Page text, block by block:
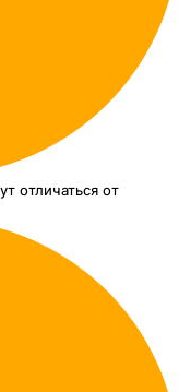
отличаться от